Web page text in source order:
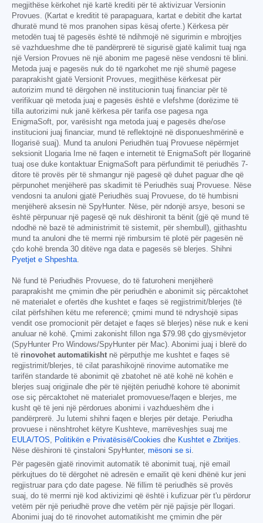
megjithëse kërkohet një kartë krediti për të aktivizuar Versionin
Provues. (Kartat e kreditit të parapaguara, kartat e debitit dhe kartat
dhuratë mund të mos pranohen sipas kësaj oferte.) Kërkesa për
metodën tuaj të pagesës është të ndihmojë në sigurimin e mbrojtjes
së vazhdueshme dhe të pandërprerë të sigurisë gjatë kalimit tuaj nga
një Version Provues në një abonim me pagesë nëse vendosni të blini.
Metoda juaj e pagesës nuk do të ngarkohet me një shumë pagese
paraprakisht gjatë Versionit Provues, megjithëse kërkesat për
autorizim mund të dërgohen në institucionin tuaj financiar për të
verifikuar që metoda juaj e pagesës është e vlefshme (dorëzime të
tilla autorizimi nuk janë kërkesa për tarifa ose pagesa nga
EnigmaSoft, por, varësisht nga metoda juaj e pagesës dhe/ose
institucioni juaj financiar, mund të reflektojnë në disponueshmërinë e
llogarisë suaj). Mund ta anuloni Periudhën tuaj Provuese nëpërmjet
seksionit Llogaria Ime në faqen e internetit të EnigmaSoft për llogarinë
tuaj ose duke kontaktuar EnigmaSoft para përfundimit të periudhës 7-
ditore të provës për të shmangur një pagesë që duhet paguar dhe që
përpunohet menjëherë pas skadimit të Periudhës suaj Provuese. Nëse
vendosni ta anuloni gjatë Periudhës suaj Provuese, do të humbisni
menjëherë aksesin në SpyHunter. Nëse, për ndonjë arsye, besoni se
është përpunuar një pagesë që nuk dëshironit ta bënit (gjë që mund të
ndodhë në bazë të administrimit të sistemit, për shembull), gjithashtu
mund ta anuloni dhe të merrni një rimbursim të plotë për pagesën në
çdo kohë brenda 30 ditëve nga data e pagesës së blerjes. Shihni
Pyetjet e Shpeshta.
Në fund të Periudhës Provuese, do të faturoheni menjëherë
paraprakisht me çmimin dhe për periudhën e abonimit siç përcaktohet
në materialet e ofertës dhe kushtet e faqes së regjistrimit/blerjes (të
cilat përfshihen këtu me referencë; çmimi mund të ndryshojë sipas
vendit ose promocionit për detajet e faqes së blerjes) nëse nuk e keni
anuluar në kohë. Çmimi zakonisht fillon nga $79.98 çdo gjysmëvjetor
(SpyHunter Pro Windows/SpyHunter për Mac). Abonimi juaj i blerë do
të rinovohet automatikisht në përputhje me kushtet e faqes së
regjistrimit/blerjes, të cilat parashikojnë rinovime automatike me
tarifën standarde të abonimit që zbatohet në atë kohë në kohën e
blerjes suaj origjinale dhe për të njëjtën periudhë kohore të abonimit
ose siç përcaktohet në materialet promovuese/faqen e blerjes, me
kusht që të jeni një përdorues abonimi i vazhdueshëm dhe i
pandërprerë. Ju lutemi shihni faqen e blerjes për detaje. Periudha
provuese i nënshtrohet këtyre Kushteve, marrëveshjes suaj me
EULA/TOS, Politikën e Privatësisë/Cookies dhe Kushtet e Zbritjes.
Nëse dëshironi të çinstaloni SpyHunter, mësoni se si.
Për pagesën gjatë rinovimit automatik të abonimit tuaj, një email
përkujtues do të dërgohet në adresën e emailit që keni dhënë kur jeni
regjistruar para çdo date pagese. Në fillim të periudhës së provës
suaj, do të merrni një kod aktivizimi që është i kufizuar për t'u përdorur
vetëm për një periudhë prove dhe vetëm për një pajisje për llogari.
Abonimi juaj do të rinovohet automatikisht me çmimin dhe për